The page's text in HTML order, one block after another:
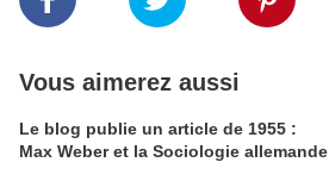
Vous aimerez aussi
Le blog publie un article de 1955 :
Max Weber et la Sociologie allemande